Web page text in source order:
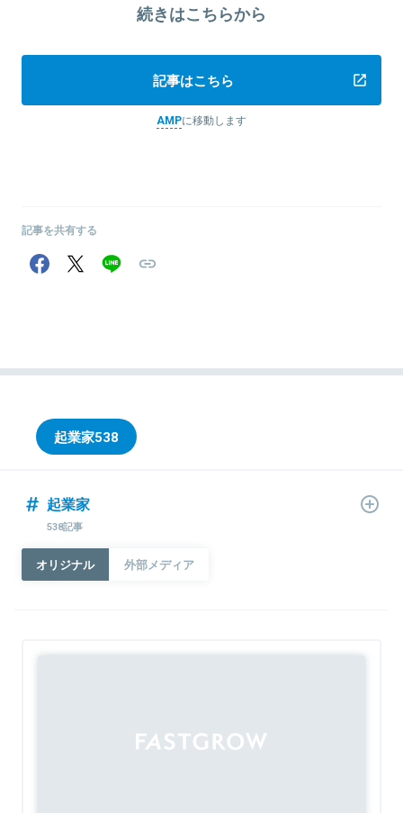
続きはこちらから
記事はこちら
AMPに移動します
記事を共有する
起業家538
起業家
538記事
オリジナル 外部メディア